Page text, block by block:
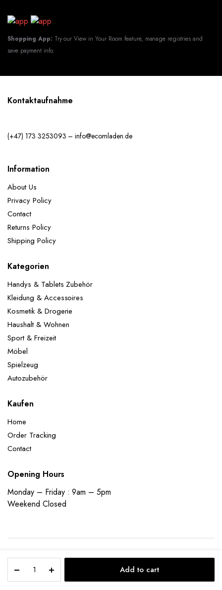
Wandsticker,
Wanddeko
Add to cart
Shopping App: Try our View in Your Room feature, manage registries and
save payment info.
Kontaktaufnahme
(+47) 173 3253093 – info@ecomladen.de
Information
About Us
Privacy Policy
Contact
Returns Policy
Shipping Policy
Kategorien
Handys & Tablets Zubehör
Kleidung & Accessoires
Kosmetik & Drogerie
Haushalt & Wohnen
Sport & Freizeit
Möbel
Spielzeug
Autozubehör
Kaufen
Home
Order Tracking
Contact
Opening Hours
Monday – Friday : 9am – 5pm
Weekend Closed
Copyright 2023 © ecomladen | Designed and Developed by